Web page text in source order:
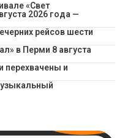
«Свет
2026 года —
рейсов шести
в Перми 8 августа
перехвачены и